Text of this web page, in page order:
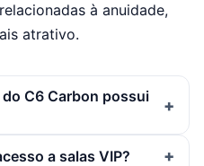
à anuidade,
atrativo.
C6 Carbon possui
a salas VIP?